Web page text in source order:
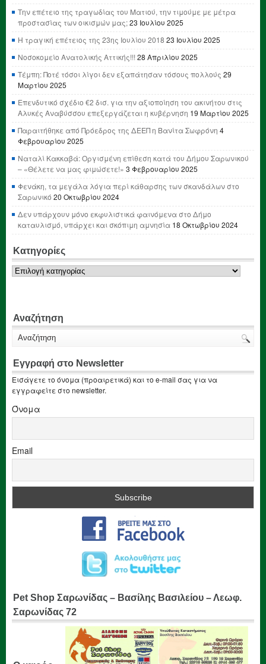
Την επέτειο της τραγωδίας του Ματιού, την τιμούμε με μέτρα
προστασίας των οικισμών μας;23 Ιουλίου 2025
Η τραγική επέτειος της 23ης Ιουλίου 2018 23 Ιουλίου 2025
Νοσοκομείο Ανατολικής Αττικής!!! 28 Απριλίου 2025
Τέμπη: Ποτέ τόσοι λίγοι δεν εξαπάτησαν τόσους πολλούς 29
Μαρτίου 2025
Επενδυτικό σχέδιο €2 δισ. για την αξιοποίηση του ακινήτου στις
Αλυκές Αναβύσσου επεξεργάζεται η κυβέρνηση 19 Μαρτίου 2025
Παραιτήθηκε από Πρόεδρος της ΔΕΕΠ η Βανίτα Σωφρόνη 4
Φεβρουαρίου 2025
Ναταλί Κακκαβά: Οργισμένη επίθεση κατά του Δήμου Σαρωνικού
– «Θέλετε να μας φιμώσετε!» 3 Φεβρουαρίου 2025
Φενάκη, τα μεγάλα λόγια περί κάθαρσης των σκανδάλων στο
Σαρωνικό 20 Οκτωβρίου 2024
Δεν υπάρχουν μόνο εκφυλιστικά φαινόμενα στο Δήμο
καταυλισμό, υπάρχει και σκόπιμη αμνησία 18 Οκτωβρίου 2024
Κατηγορίες
Κατηγορίες
Αναζήτηση
Εγγραφή στο Newsletter
Εισάγετε το όνομα (προαιρετικά) και το e-mail σας για να
εγγραφείτε στο newsletter.
Όνομα
Email
Pet Shop Σαρωνίδας – Βασίλης Βασιλείου – Λεωφ.
Σαρωνίδας 72